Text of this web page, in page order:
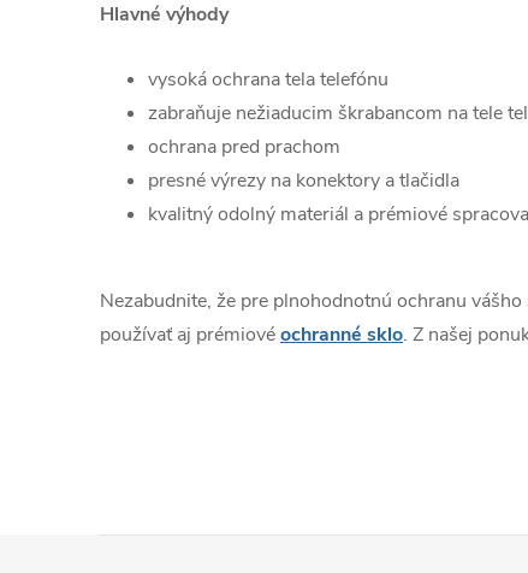
Hlavné výhody
vysoká ochrana tela telefónu
zabraňuje nežiaducim škrabancom na tele
ochrana pred prachom
presné výrezy na konektory a tlačidla
kvalitný odolný materiál a prémiové
Nezabudnite, že pre plnohodnotnú ochranu
používať aj prémiovéochranné sklo. Z našej